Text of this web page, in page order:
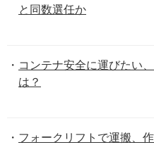
と同数選任か
コンテナ安全に運びたい
は？
フォークリフトで運搬、